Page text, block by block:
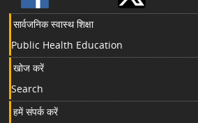
सार्वजनिक स्वास्थ शिक्षा
Public Health Education
खोज करें
Search
हमें संपर्क करें